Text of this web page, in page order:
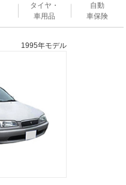
タイヤ・
車用品
自動
車保険
1995年モデル